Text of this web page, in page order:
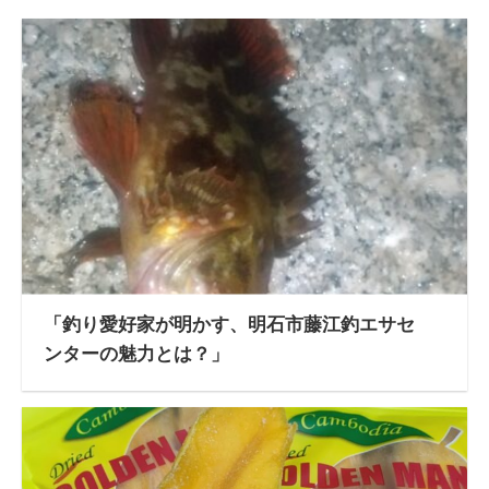
「釣り愛好家が明かす、明石市藤江釣エサセ
ンターの魅力とは？」